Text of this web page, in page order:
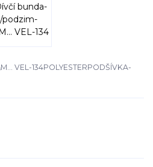
VEL-134POLYESTERPODŠÍVKA-